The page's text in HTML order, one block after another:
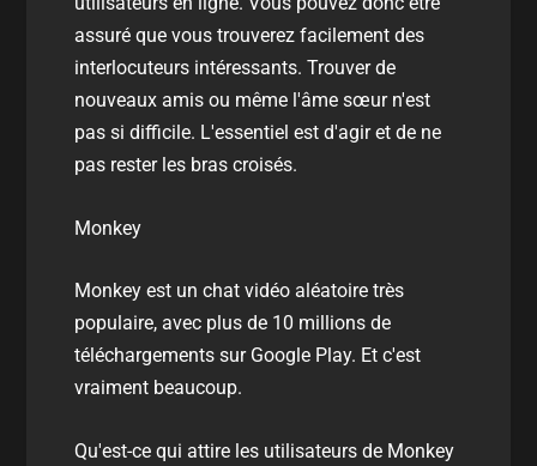
assuré que vous trouverez facilement des
interlocuteurs intéressants. Trouver de
nouveaux amis ou même l'âme sœur n'est
pas si difficile. L'essentiel est d'agir et de ne
pas rester les bras croisés.
Monkey
Monkey est un chat vidéo aléatoire très
populaire, avec plus de 10 millions de
téléchargements sur Google Play. Et c'est
vraiment beaucoup.
Qu'est-ce qui attire les utilisateurs de Monkey